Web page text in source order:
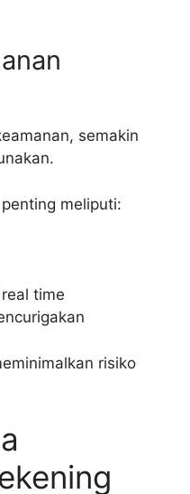
semakin
meliputi:
time
risiko